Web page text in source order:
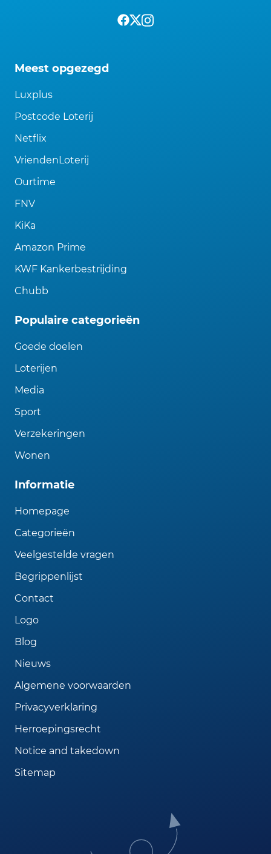
Meest opgezegd
Luxplus
Postcode Loterij
Netflix
VriendenLoterij
Ourtime
FNV
KiKa
Amazon Prime
KWF Kankerbestrijding
Chubb
Populaire categorieën
Goede doelen
Loterijen
Media
Sport
Verzekeringen
Wonen
Informatie
Homepage
Categorieën
Veelgestelde vragen
Begrippenlijst
Contact
Logo
Blog
Nieuws
Algemene voorwaarden
Privacyverklaring
Herroepingsrecht
Notice and takedown
Sitemap